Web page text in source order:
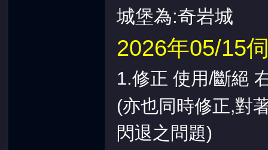
城堡為:奇岩城
2026年05/15
1.修正 使用/斷絕
(亦也同時修正,對
閃退之問題)